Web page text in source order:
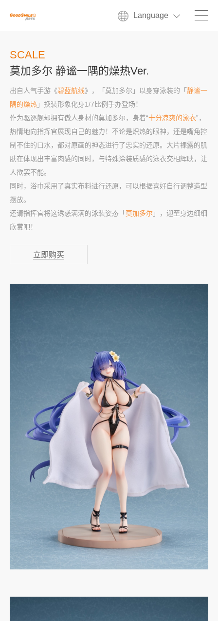
Language
SCALE
莫加多尔 静谧一隅的燥热Ver.
出自人气手游《碧蓝航线》，「莫加多尔」以身穿泳装的「 静谧一
隅的燥热 」换装形象化身1/7比例手办登场！
作为驱逐舰却拥有傲人身材的莫加多尔，身着“十分凉爽的泳衣”，
热情地向指挥官展现自己的魅力！不论是炽热的眼神，还是嘴角控
制不住的口水，都对原画的神态进行了忠实的还原。大片裸露的肌
肤在体现出丰富肉感的同时，与特殊涂装质感的泳衣交相辉映，让
人欲罢不能。
同时，浴巾采用了真实布料进行还原，可以根据喜好自行调整造型
摆放。
还请指挥官将这诱惑满满的泳装姿态「 莫加多尔 」，迎至身边细细
欣赏吧！
立即购买